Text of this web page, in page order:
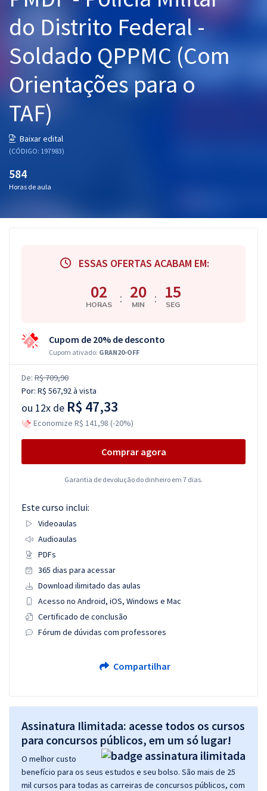
Graduação
Mentorias
Questões grátis
Conteúdo gratuito
Blog
do Distrito Federal -
Soldado QPPMC (Com
Orientações para o
TAF)
Baixar edital
(CÓDIGO: 197983)
584
Horas de aula
ESSAS OFERTAS ACABAM EM:
02
HORAS : 20
MIN : 14
SEG
Cupom de 20% de desconto
Cupom ativado: GRAN20-OFF
De: R$ 709,90
Por: R$ 567,92à vista
ou 12x de R$ 47,33
Economize R$ 141,98 (-20%)
Comprar agora
Garantia de devolução do dinheiro em 7 dias.
Este curso inclui:
Videoaulas
Audioaulas
PDFs
365 dias para acessar
Download ilimitado das aulas
Acesso no Android, iOS, Windows e Mac
Certificado de conclusão
Fórum de dúvidas com professores
Compartilhar
Assinatura Ilimitada: acesse todos os cursos
para concursos públicos, em um só lugar!
O melhor custo
benefício para os seus estudos e seu bolso. São mais de 25
mil cursos para todas as carreiras de concursos públicos, com